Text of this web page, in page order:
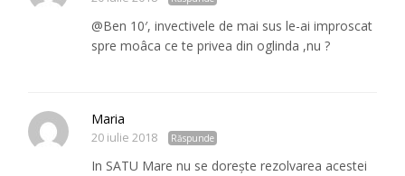
@Ben 10′, invectivele de mai sus le-ai improscat
spre moâca ce te privea din oglinda ,nu ?
Maria
20 iulie 2018 Răspunde
In SATU Mare nu se dorește rezolvarea acestei